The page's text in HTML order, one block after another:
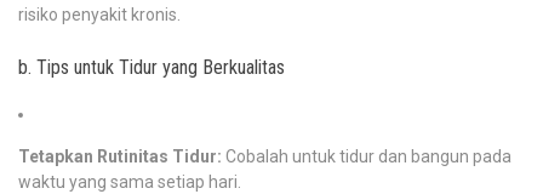
risiko penyakit kronis.
b. Tips untuk Tidur yang Berkualitas
Tetapkan Rutinitas Tidur: Cobalah untuk tidur dan bangun pada
waktu yang sama setiap hari.